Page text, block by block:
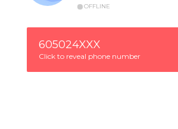
OFFLINE
605024XXX
Click to reveal phone number